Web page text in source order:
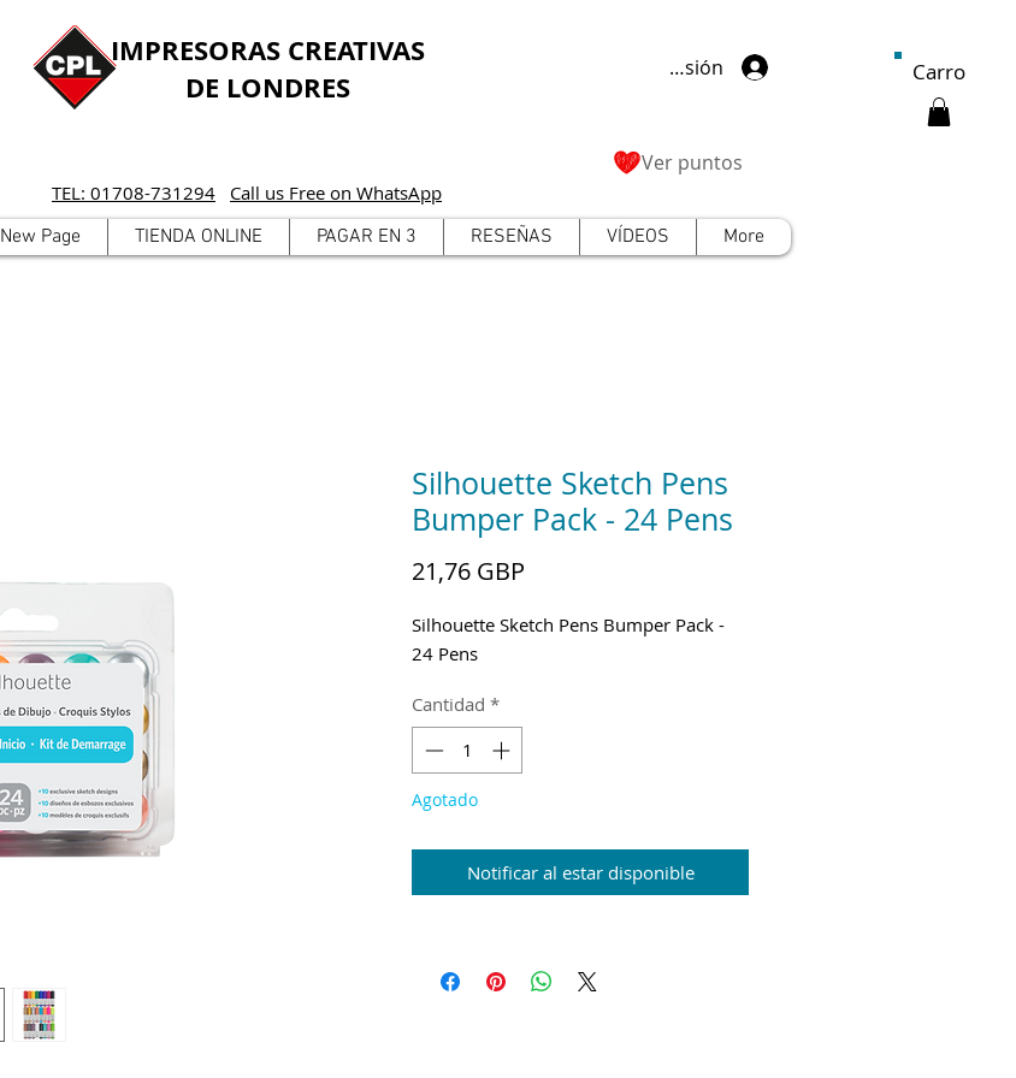
IMPRESORAS CREATIVAS
DE LONDRES
TEL: 01708-731294 Call us Free on WhatsApp
Iniciar sesión
Ver puntos
New Page TIENDA ONLINE PAGAR EN 3 RESEÑAS VÍDEOS More
Carro
Silhouette Sketch Pens
Bumper Pack - 24 Pens
21,76 GBP
Silhouette Sketch Pens Bumper Pack -
24 Pens
Cantidad *
Agotado
Notificar al estar disponible